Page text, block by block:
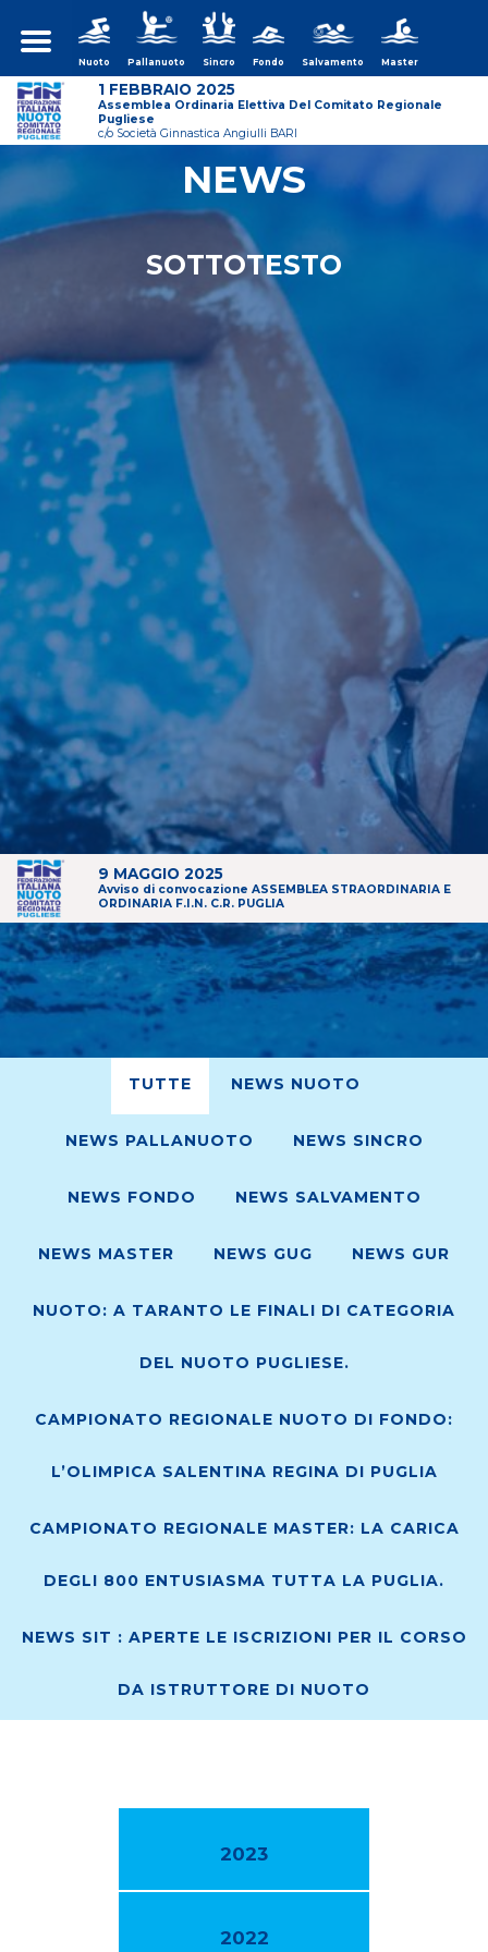
Nuoto Pallanuoto Sincro Fondo Salvamento Master
1 FEBBRAIO 2025
Assemblea Ordinaria Elettiva Del Comitato Regionale
Pugliese
c/o Società Ginnastica Angiulli BARI
9 MAGGIO 2025
Avviso di convocazione ASSEMBLEA STRAORDINARIA E
ORDINARIA F.I.N. C.R. PUGLIA
NEWS
SOTTOTESTO
TUTTE NEWS NUOTO
NEWS PALLANUOTO NEWS SINCRO
NEWS FONDO NEWS SALVAMENTO
NEWS MASTER NEWS GUG NEWS GUR
NUOTO: A TARANTO LE FINALI DI CATEGORIA
DEL NUOTO PUGLIESE.
CAMPIONATO REGIONALE NUOTO DI FONDO:
L’OLIMPICA SALENTINA REGINA DI PUGLIA
CAMPIONATO REGIONALE MASTER: LA CARICA
DEGLI 800 ENTUSIASMA TUTTA LA PUGLIA.
NEWS SIT : APERTE LE ISCRIZIONI PER IL CORSO
DA ISTRUTTORE DI NUOTO
2023
2022
assemblea-